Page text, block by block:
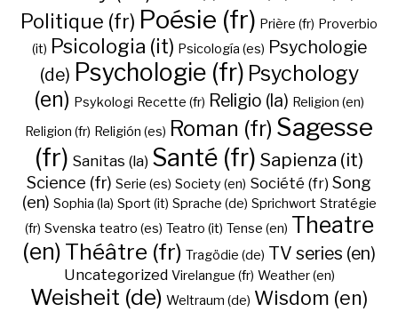
Politique (fr) Poésie (fr) Prière (fr) Proverbio
(it) Psicologia (it) Psicología (es) Psychologie
(de) Psychologie (fr) Psychology
(en) Psykologi Recette (fr) Religio (la) Religion (en)
Religion (fr) Religión (es) Roman (fr) Sagesse
(fr) Sanitas (la) Santé (fr) Sapienza (it)
Science (fr) Serie (es) Society (en) Société (fr) Song
(en) Sophia (la) Sport (it) Sprache (de) Sprichwort Stratégie
(fr) Svenska teatro (es) Teatro (it) Tense (en) Theatre
(en) Théâtre (fr) Tragödie (de) TV series (en)
Uncategorized Virelangue (fr) Weather (en)
Weisheit (de) Weltraum (de) Wisdom (en)